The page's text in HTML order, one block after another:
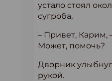
устало стоял
сугроба.
– Привет, Карим,
Может, помочь?
Дворник
рукой.